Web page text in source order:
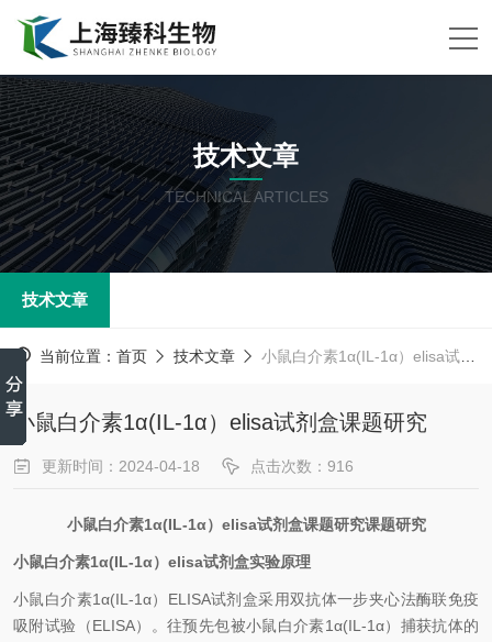
技术文章
TECHNICAL ARTICLES
技术文章
当前位置： 首页 技术文章 小鼠白介素1α(IL-1α）elisa试剂盒课题研究
小鼠白介素1α(IL-1α）elisa试剂盒课题研究
更新时间：2024-04-18 点击次数：916
小鼠白介素1α(IL-1α）elisa试剂盒课题研究课题研究
小鼠白介素1α(IL-1α）elisa试剂盒实验原理
小鼠白介素1α(IL-1α） ELISA试剂盒采用双抗体一步夹心法酶联免疫
吸附试验（ELISA）。往预先包被小鼠白介素1α(IL-1α）捕获抗体的